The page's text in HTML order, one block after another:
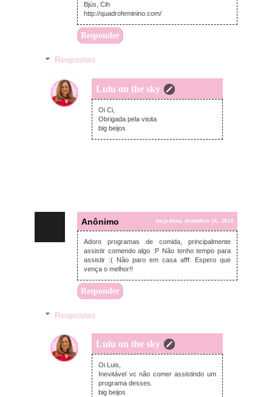
Bjús, Cih
http://quadrofeminino.com/
Responder
Respostas
Lulu on the sky
quarta-feira, dezembro 17, 2014
Oi Ci,
Obrigada pela visita
big beijos
Anônimo terça-feira, dezembro 16, 2014
Adoro programas de comida, principalmente
assistir comendo algo :P Não tenho tempo para
assistir :( Não paro em casa afff. Espero que
vença o melhor!!
Responder
Respostas
Lulu on the sky
quarta-feira, dezembro 17, 2014
Oi Luis,
Inevitável vc não comer assistindo um
programa desses.
big beijos